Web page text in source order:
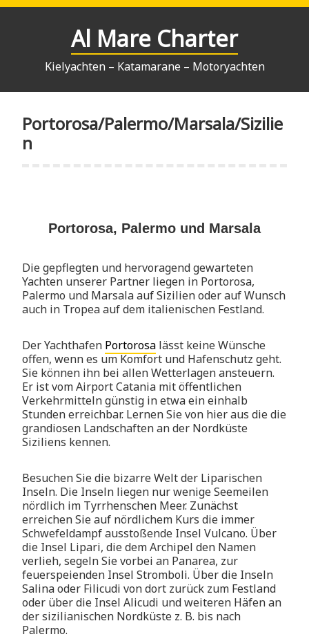
Zum
Al Mare Charter
Kielyachten – Katamarane – Motoryachten
Portorosa/Palermo/Marsala/Sizilie
n
Portorosa, Palermo und Marsala
Die gepflegten und hervoragend gewarteten
Yachten unserer Partner liegen in Portorosa,
Palermo und Marsala auf Sizilien oder auf Wunsch
auch in Tropea auf dem italienischen Festland.
Der Yachthafen Portorosa lässt keine Wünsche
offen, wenn es um Komfort und Hafenschutz geht.
Sie können ihn bei allen Wetterlagen ansteuern.
Er ist vom Airport Catania mit öffentlichen
Verkehrmitteln günstig in etwa ein einhalb
Stunden erreichbar. Lernen Sie von hier aus die die
grandiosen Landschaften an der Nordküste
Siziliens kennen.
Besuchen Sie die bizarre Welt der Liparischen
Inseln. Die Inseln liegen nur wenige Seemeilen
nördlich im Tyrrhenschen Meer. Zunächst
erreichen Sie auf nördlichem Kurs die immer
Schwefeldampf ausstoßende Insel Vulcano. Über
die Insel Lipari, die dem Archipel den Namen
verlieh, segeln Sie vorbei an Panarea, zur
feuerspeienden Insel Stromboli. Über die Inseln
Salina oder Filicudi von dort zurück zum Festland
oder über die Insel Alicudi und weiteren Häfen an
der sizilianischen Nordküste z. B. bis nach
Palermo.